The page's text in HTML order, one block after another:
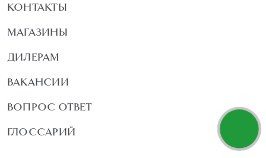
КОНТАКТЫ
МАГАЗИНЫ
ДИЛЕРАМ
ВАКАНСИИ
ВОПРОС ОТВЕТ
ГЛОССАРИЙ